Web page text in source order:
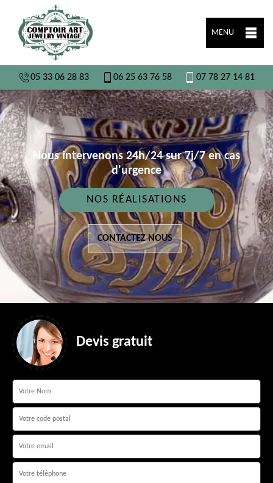
MENU
05 33 06 28 83 06 25 63 76 58 07 78 27 14 81
Nous intervenons 24h/24 sur 7j/7 en cas
d'urgence
NOS RÉALISATIONS
CONTACTEZ NOUS
Devis gratuit